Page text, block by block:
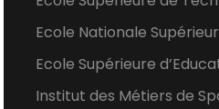
Ecole Nationale
Ecole Supérieure
Institut des Métiers de